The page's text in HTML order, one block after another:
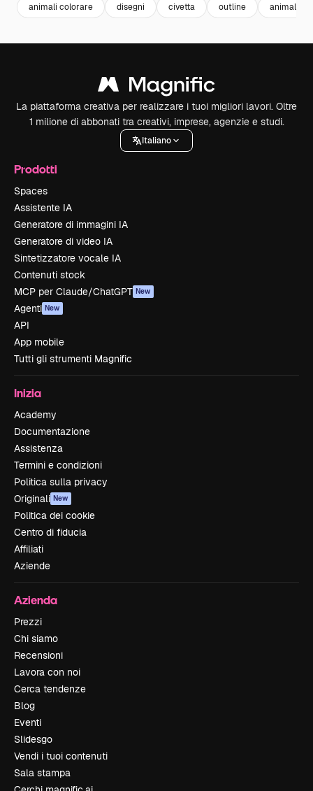
animali colorare disegni civetta outline animali
La piattaforma creativa per realizzare i tuoi migliori lavori. Oltre
1 milione di abbonati tra creativi, imprese, agenzie e studi.
Italiano
Prodotti
Spaces
Assistente IA
Generatore di immagini IA
Generatore di video IA
Sintetizzatore vocale IA
Contenuti stock
MCP per Claude/ChatGPT New
Agenti New
API
App mobile
Tutti gli strumenti Magnific
Inizia
Academy
Documentazione
Assistenza
Termini e condizioni
Politica sulla privacy
Originali New
Politica dei cookie
Centro di fiducia
Affiliati
Aziende
Azienda
Prezzi
Chi siamo
Recensioni
Lavora con noi
Cerca tendenze
Blog
Eventi
Slidesgo
Vendi i tuoi contenuti
Sala stampa